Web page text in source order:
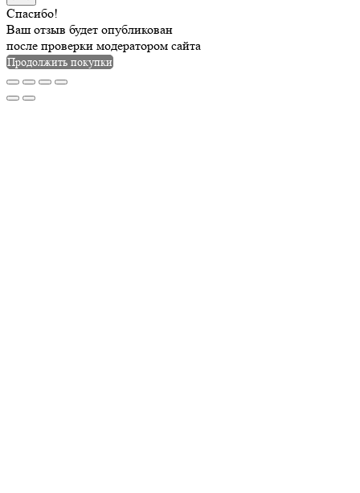
Спасибо!
Ваш отзыв будет опубликован
после проверки модератором сайта
Продолжить покупки